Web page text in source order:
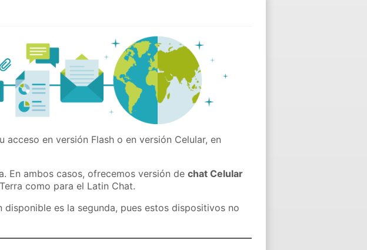
acceso en versión Flash o en versión Celular, en
En ambos casos, ofrecemos versión dechat Celular
como para el Latin Chat.
es la segunda, pues estos dispositivos no